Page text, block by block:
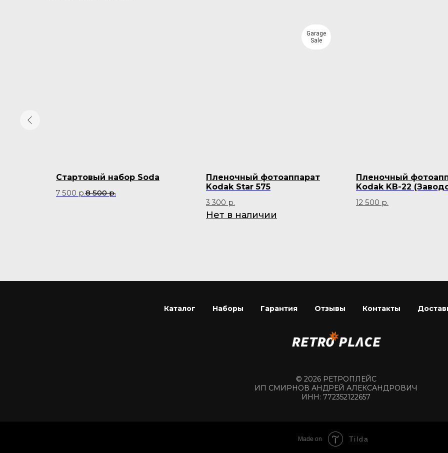
Стартовый набор Soda
7 500 р.8 500 р.
Garage
Sale
Пленочный фотоаппарат
Kodak Star 575
3 300 р.
Нет в наличии
Пленочный
Kodak KB-22
12 500 р.
Каталог Наборы Гарантия Отзывы Контакты
© 2026 РЕТРОПЛЕЙС
ИП СМИРНОВ АНДРЕЙ АЛЕКСАНДРОВИЧ
ИНН: 772352122657
Made on Tilda